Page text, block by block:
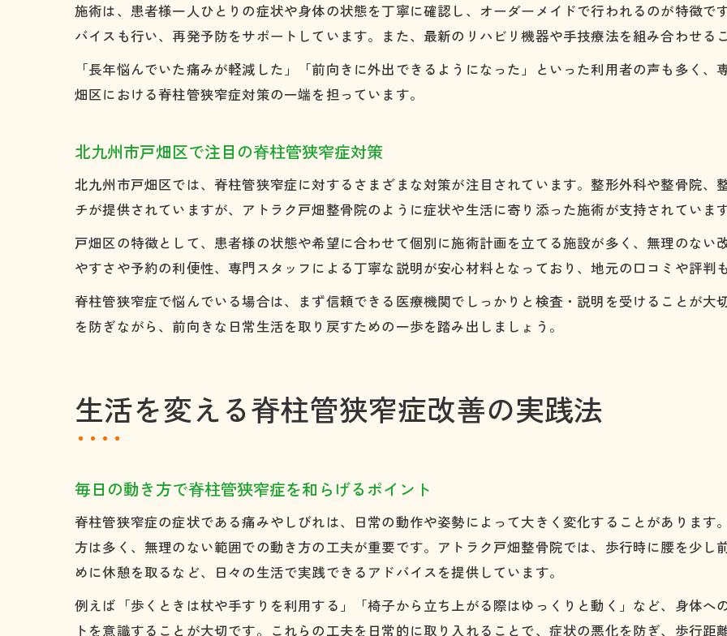
施術は、患者様一人ひとりの症状や身体の状態を丁寧に確認し、オーダーメイドで行われるのが特徴で
バイスも行い、再発予防をサポートしています。また、最新のリハビリ機器や手技療法を組み合わせる
「長年悩んでいた痛みが軽減した」「前向きに外出できるようになった」といった利用者の声も多く
畑区における脊柱管狭窄症対策の一端を担っています。
北九州市戸畑区で注目の脊柱管狭窄症対策
北九州市戸畑区では、脊柱管狭窄症に対するさまざまな対策が注目されています。整形外科や整骨院、
チが提供されていますが、アトラク戸畑整骨院のように症状や生活に寄り添った施術が支持されています
戸畑区の特徴として、患者様の状態や希望に合わせて個別に施術計画を立てる施設が多く、無理のない
やすさや予約の利便性、専門スタッフによる丁寧な説明が安心材料となっており、地元の口コミや評判
脊柱管狭窄症で悩んでいる場合は、まず信頼できる医療機関でしっかりと検査・説明を受けることが大
を防ぎながら、前向きな日常生活を取り戻すための一歩を踏み出しましょう。
生活を変える脊柱管狭窄症改善の実践法
毎日の動き方で脊柱管狭窄症を和らげるポイント
脊柱管狭窄症の症状である痛みやしびれは、日常の動作や姿勢によって大きく変化することがあります
方は多く、無理のない範囲での動き方の工夫が重要です。アトラク戸畑整骨院では、歩行時に腰を少し
めに休憩を取るなど、日々の生活で実践できるアドバイスを提供しています。
例えば「歩くときは杖や手すりを利用する」「椅子から立ち上がる際はゆっくりと動く」など、身体へ
トを意識することが大切です。これらの工夫を日常的に取り入れることで、症状の悪化を防ぎ、歩行